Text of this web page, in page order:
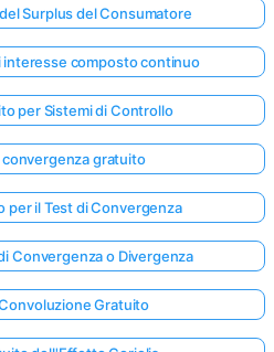
Surplus del Consumatore
composto continuo
per Sistemi di Controllo
gratuito
per il Test di Convergenza
Convergenza o Divergenza
Gratuito